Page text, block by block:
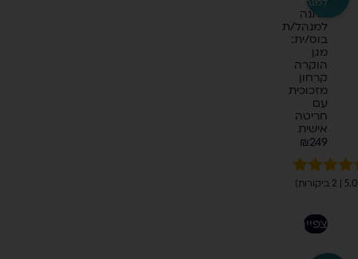
מתנה
למנהל/ת
בוס/ית:
מגן
הוקרה
קרחון
מזכוכית
עם
חריטה
אישית
₪249
5.00
מבוסס על
של
לצפייה